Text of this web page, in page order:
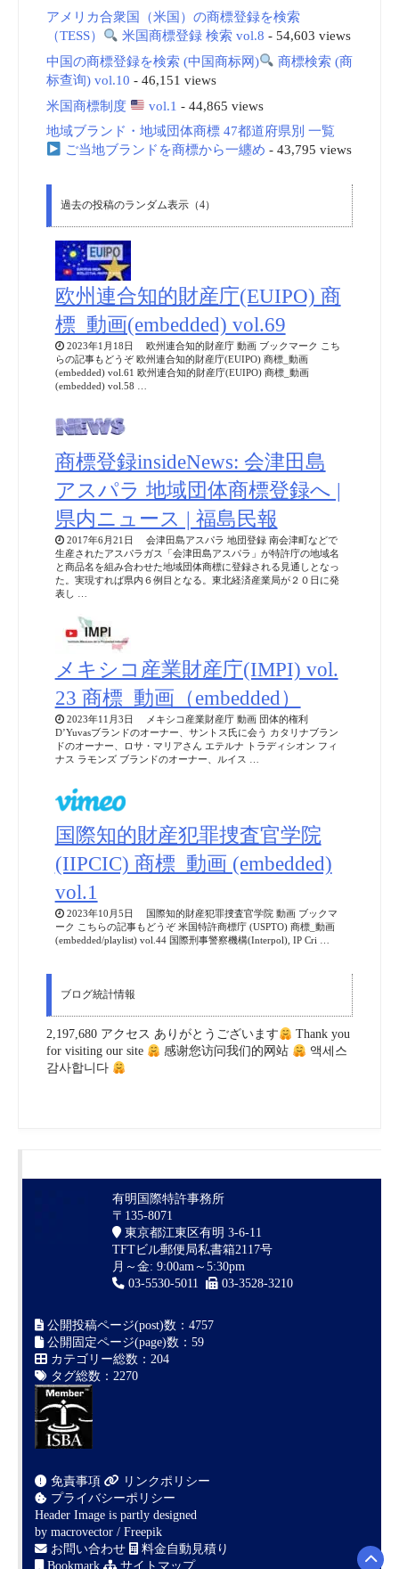
アメリカ合衆国（米国）の商標登録を検索
（TESS）
米国商標登録 検索 vol.8 - 54,603 views
中国の商標登録を検索 (中国商标网)
商標検索 (商
标查询) vol.10 - 46,151 views
米国商標制度
vol.1 - 44,865 views
地域ブランド・地域団体商標 47都道府県別 一覧
ご当地ブランドを商標から一纏め - 43,795 views
過去の投稿のランダム表示（4）
欧州連合知的財産庁(EUIPO) 商
標_動画(embedded) vol.69
2023年1月18日 欧州連合知的財産庁 動画 ブックマーク こち
らの記事もどうぞ 欧州連合知的財産庁(EUIPO) 商標_動画
(embedded) vol.61 欧州連合知的財産庁(EUIPO) 商標_動画
(embedded) vol.58 …
商標登録insideNews: 会津田島
アスパラ 地域団体商標登録へ |
県内ニュース | 福島民報
2017年6月21日 会津田島アスパラ 地団登録 南会津町などで
生産されたアスパラガス「会津田島アスパラ」が特許庁の地域名
と商品名を組み合わせた地域団体商標に登録される見通しとなっ
た。実現すれば県内６例目となる。東北経済産業局が２０日に発
表し …
メキシコ産業財産庁(IMPI) vol.
23 商標_動画（embedded）
2023年11月3日 メキシコ産業財産庁 動画 団体的権利
D’Yuvasブランドのオーナー、サントス氏に会う カタリナブラン
ドのオーナー、ロサ・マリアさん エテルナ トラディシオン フィ
ナス ラモンズ ブランドのオーナー、ルイス …
国際知的財産犯罪捜査官学院
(IIPCIC) 商標_動画 (embedded)
vol.1
2023年10月5日 国際知的財産犯罪捜査官学院 動画 ブックマ
ーク こちらの記事もどうぞ 米国特許商標庁 (USPTO) 商標_動画
(embedded/playlist) vol.44 国際刑事警察機構(Interpol), IP Cri …
ブログ統計情報
2,197,680 アクセス ありがとうございます
Thank you
for visiting our site
感谢您访问我们的网站
액세스
감사합니다
有明国際特許事務所
〒135-8071
東京都江東区有明 3-6-11
TFTビル郵便局私書箱2117号
月～金: 9:00am～5:30pm
03-5530-5011
03-3528-3210
公開投稿ページ(post)数：4757
公開固定ページ(page)数：59
カテゴリー総数：204
タグ総数：2270
免責事項
リンクポリシー
プライバシーポリシー
Header Image is partly designed
by macrovector / Freepik
お問い合わせ
料金自動見積り
Bookmark
サイトマップ